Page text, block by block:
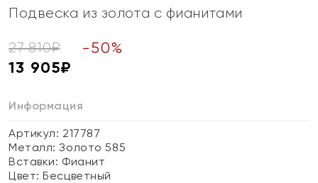
Подвеска из золота с фианитами
27 810₽ -50%
13 905₽
Информация
Артикул: 217787
Металл:Золото 585
Вставки: Фианит
Цвет:Бесцветный